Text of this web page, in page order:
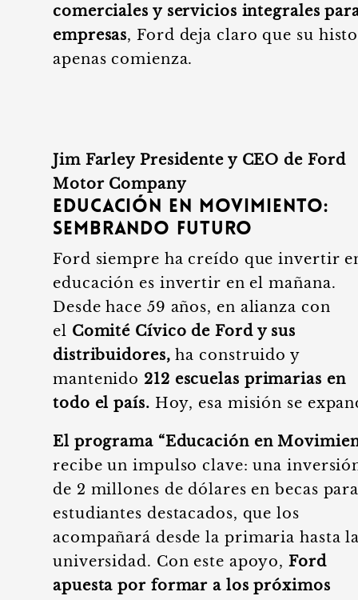
comerciales y servicios integrales
empresas, Ford deja claro que su
apenas comienza.
Jim Farley Presidente y CEO de Ford
Motor Company
Educación en movimiento:
sembrando futuro
Ford siempre ha creído que invertir
educación es invertir en el mañana.
Desde hace 59 años, en alianza con
el Comité Cívico de Ford y sus
distribuidores, ha construido y
mantenido 212 escuelas primarias en
todo el país. Hoy, esa misión se
El programa “Educación en
recibe un impulso clave: una
de 2 millones de dólares en becas
estudiantes destacados, que los
acompañará desde la primaria hasta
universidad. Con este apoyo,Ford
apuesta por formar a los próximos